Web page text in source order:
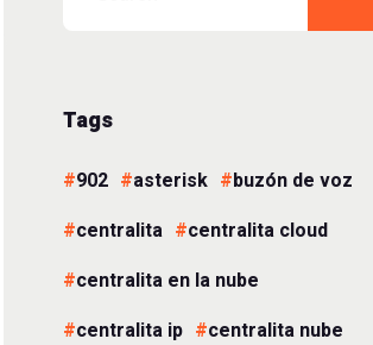
Tags
902 asterisk
buzón de voz
centralita
centralita cloud
centralita en la nube
centralita ip
centralita nube